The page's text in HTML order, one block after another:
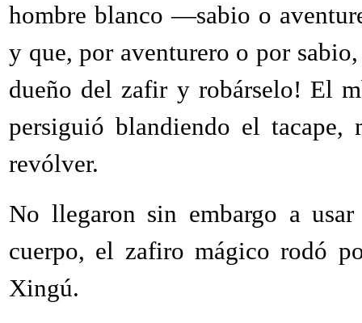
hombre blanco —sabio o
y que, por aventurero o por
dueño del zafir y robárselo! El
persiguió blandiendo el tacape,
revólver.
No llegaron sin embargo a
cuerpo, el zafiro mágico rodó
Xingú.